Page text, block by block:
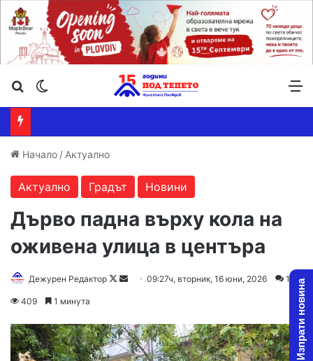
Търсене ...
Начало / Актуално
Актуално Градът Новини
Дърво падна върху кола на
оживена улица в центъра
Дежурен Редактор
Follow
Send09:27ч, вторник, 16 юни, 2026 1
409 1 минута Изпрати новина